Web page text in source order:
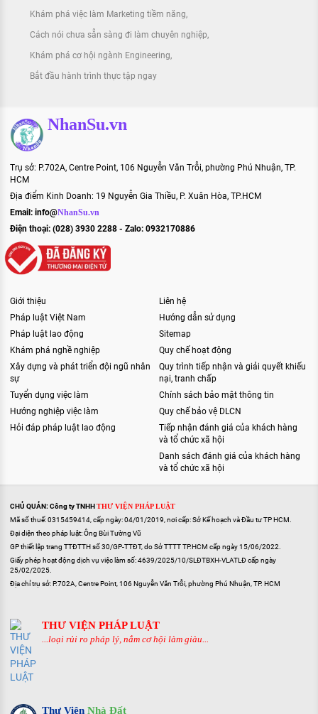
Khám phá việc làm Marketing tiềm năng
Cách nói chưa sẵn sàng đi làm chuyên nghiệp
Khám phá cơ hội ngành Engineering
Bắt đầu hành trình thực tập ngay
NhanSu.vn
Trụ sở: P.702A, Centre Point, 106 Nguyễn Văn Trỗi, phường Phú Nhuận, TP.
HCM
Địa điểm Kinh Doanh: 19 Nguyễn Gia Thiều, P. Xuân Hòa, TP.HCM
Email: info@NhanSu.vn
Điện thoại: (028) 3930 2288 - Zalo: 0932170886
Giới thiệu
Pháp luật Việt Nam
Pháp luật lao động
Khám phá nghề nghiệp
Xây dựng và phát triển đội ngũ nhân
sự
Tuyển dụng việc làm
Hướng nghiệp việc làm
Hỏi đáp pháp luật lao động
Liên hệ
Hướng dẫn sử dụng
Sitemap
Quy chế hoạt động
Quy trình tiếp nhận và giải quyết khiếu
nại, tranh chấp
Chính sách bảo mật thông tin
Quy chế bảo vệ DLCN
Tiếp nhận đánh giá của khách hàng
và tổ chức xã hội
Danh sách đánh giá của khách hàng
và tổ chức xã hội
CHỦ QUẢN: Công ty TNHHTHƯ VIỆN PHÁP LUẬT
Mã số thuế: 0315459414, cấp ngày: 04/01/2019, nơi cấp: Sở Kế hoạch và Đầu tư TP HCM.
Đại diện theo pháp luật: Ông Bùi Tường Vũ
GP thiết lập trang TTĐTTH số 30/GP-TTĐT, do Sở TTTT TP.HCM cấp ngày 15/06/2022.
Giấy phép hoạt động dịch vụ việc làm số: 4639/2025/10/SLĐTBXH-VLATLĐ cấp ngày
25/02/2025.
Địa chỉ trụ sở: P.702A, Centre Point, 106 Nguyễn Văn Trỗi, phường Phú Nhuận, TP. HCM
THƯ VIỆN PHÁP LUẬT
...loại rủi ro pháp lý, nắm cơ hội làm giàu...
Thư Viện Nhà Đất